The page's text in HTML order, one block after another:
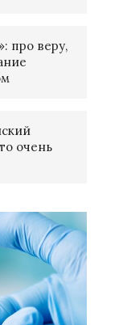
про веру,
очень